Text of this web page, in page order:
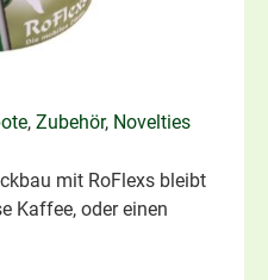
, Zubehör, Novelties
mit RoFlexs bleibt
Kaffee, oder einen